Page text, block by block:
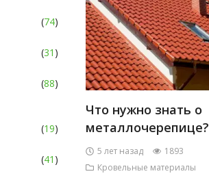
(74)
(31 )
(88)
(19)
(41 )
Что нужно знать о
металлочерепице?
5 лет назад
1893
Кровельные материалы